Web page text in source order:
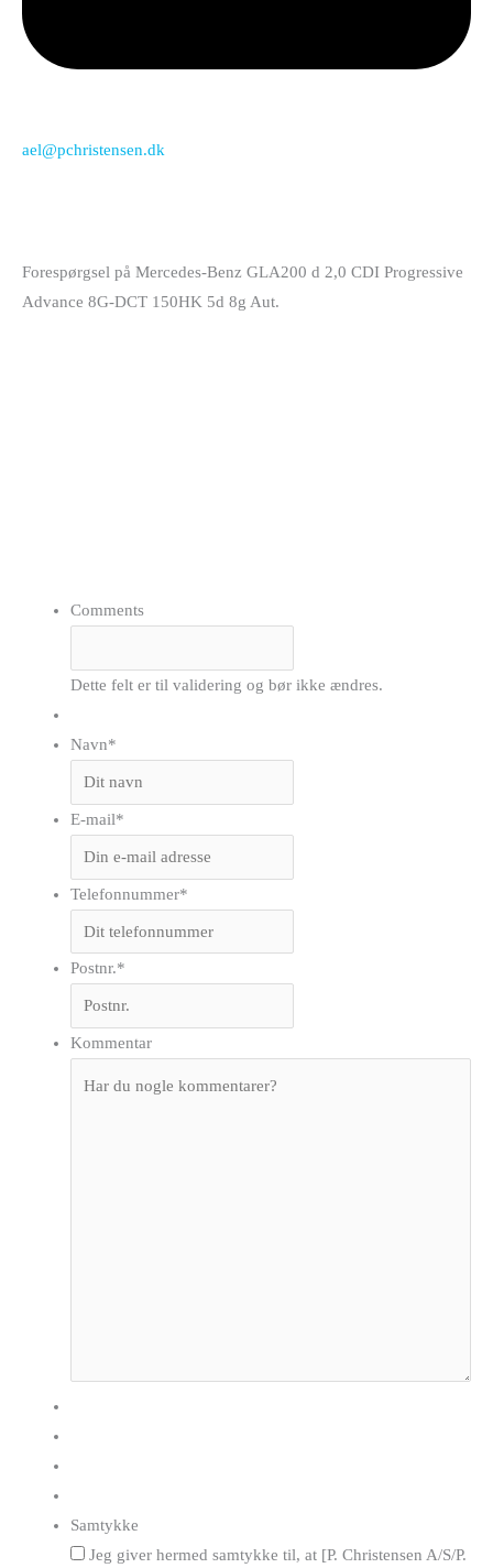
ael@pchristensen.dk
Forespørgsel på Mercedes-Benz GLA200 d 2,0 CDI Progressive
Advance 8G-DCT 150HK 5d 8g Aut.
Comments
Dette felt er til validering og bør ikke ændres.
Navn*
E-mail*
Telefonnummer*
Postnr.*
Kommentar
Samtykke
Jeg giver hermed samtykke til, at [P. Christensen A/S/P.